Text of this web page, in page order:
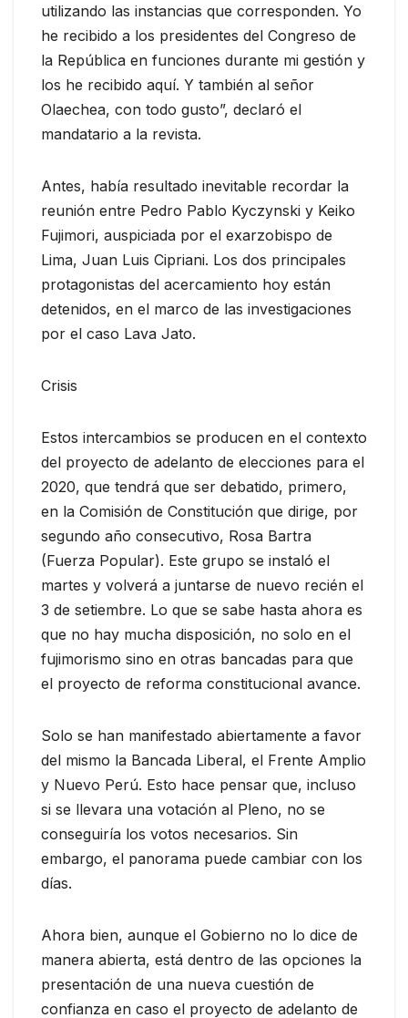
utilizando las instancias que corresponden. Yo
he recibido a los presidentes del Congreso de
la República en funciones durante mi gestión y
los he recibido aquí. Y también al señor
Olaechea, con todo gusto”, declaró el
mandatario a la revista.
Antes, había resultado inevitable recordar la
reunión entre Pedro Pablo Kyczynski y Keiko
Fujimori, auspiciada por el exarzobispo de
Lima, Juan Luis Cipriani. Los dos principales
protagonistas del acercamiento hoy están
detenidos, en el marco de las investigaciones
por el caso Lava Jato.
Crisis
Estos intercambios se producen en el contexto
del proyecto de adelanto de elecciones para el
2020, que tendrá que ser debatido, primero,
en la Comisión de Constitución que dirige, por
segundo año consecutivo, Rosa Bartra
(Fuerza Popular). Este grupo se instaló el
martes y volverá a juntarse de nuevo recién el
3 de setiembre. Lo que se sabe hasta ahora es
que no hay mucha disposición, no solo en el
fujimorismo sino en otras bancadas para que
el proyecto de reforma constitucional avance.
Solo se han manifestado abiertamente a favor
del mismo la Bancada Liberal, el Frente Amplio
y Nuevo Perú. Esto hace pensar que, incluso
si se llevara una votación al Pleno, no se
conseguiría los votos necesarios. Sin
embargo, el panorama puede cambiar con los
días.
Ahora bien, aunque el Gobierno no lo dice de
manera abierta, está dentro de las opciones la
presentación de una nueva cuestión de
confianza en caso el proyecto de adelanto de